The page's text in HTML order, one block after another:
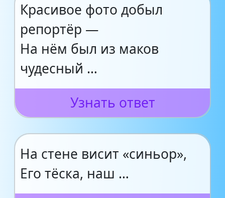
Красивое фото добыл
репортёр —
На нём был из маков
чудесный …
Узнать ответ
На стене висит «синьор»,
Его тёска, наш …